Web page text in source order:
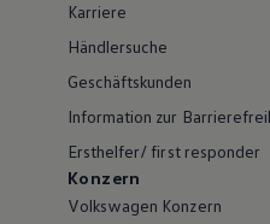
Karriere
Händlersuche
Geschäftskunden
Information zur
Ersthelfer/ first responder
Konzern
Volkswagen Konzern